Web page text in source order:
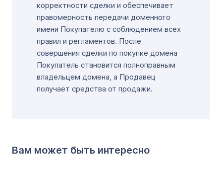
корректности сделки и обеспечивает
правомерность передачи доменного
имени Покупателю с соблюдением всех
правил и регламентов. После
совершения сделки по покупке домена
Покупатель становится полноправным
владельцем домена, а Продавец
получает средства от продажи.
Вам может быть интересно